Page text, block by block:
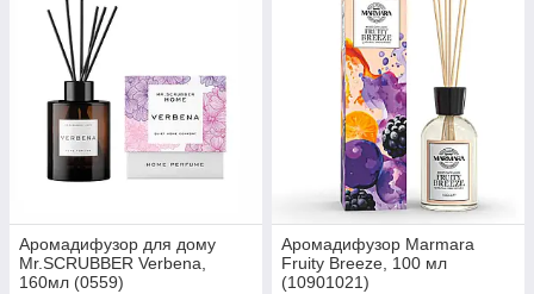
Аромадифузор для дому
Mr.SCRUBBER Verbena,
160мл (0559)
Аромадифузор Marmara
Fruity Breeze, 100 мл
(10901021)